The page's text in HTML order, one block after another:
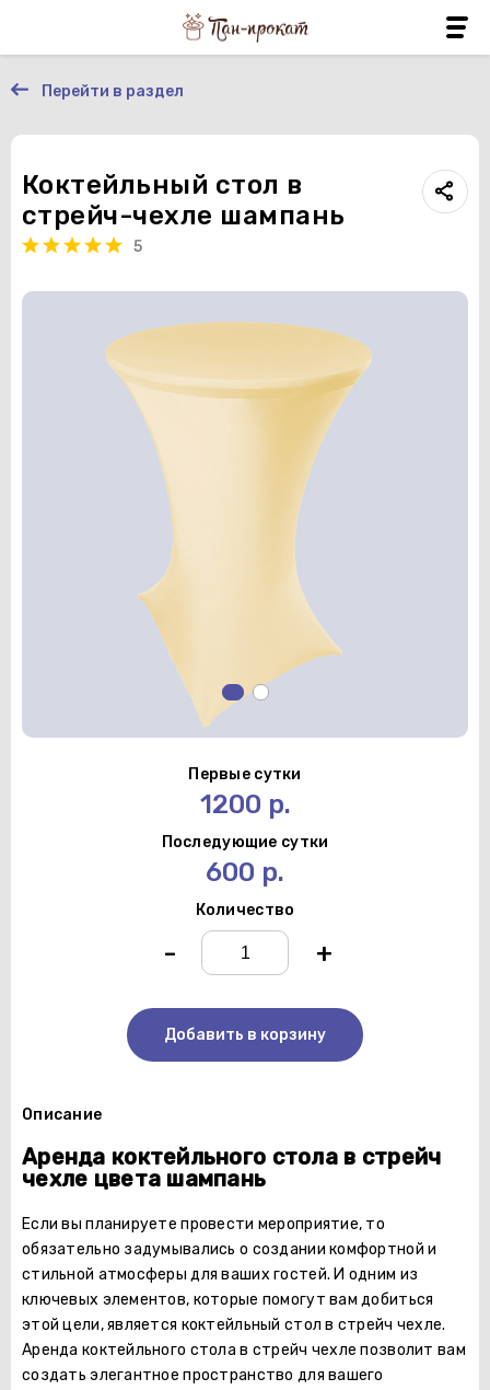
Перейти в раздел
Коктейльный стол в
стрейч-чехле шампань
5
Первые сутки
1200 р.
Последующие сутки
600 р.
Количество
- +
Добавить в корзину
Описание
Аренда коктейльного стола в стрейч
чехле цвета шампань
Если вы планируете провести мероприятие, то
обязательно задумывались о создании комфортной и
стильной атмосферы для ваших гостей. И одним из
ключевых элементов, которые помогут вам добиться
этой цели, является коктейльный стол в стрейч чехле.
Аренда коктейльного стола в стрейч чехле позволит вам
создать элегантное пространство для вашего